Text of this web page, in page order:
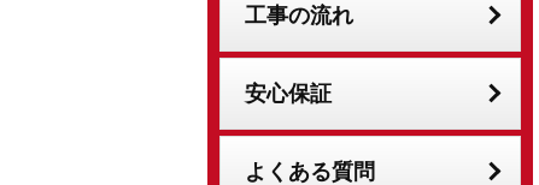
工事の流れ
安心保証
よくある質問